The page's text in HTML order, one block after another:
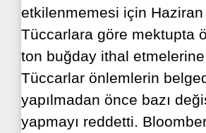
etkilenmemesi için Haziran
Tüccarlara göre mektupta
ton buğday ithal
Tüccarlar önlemlerin
yapılmadan önce bazı
yapmayı reddetti.